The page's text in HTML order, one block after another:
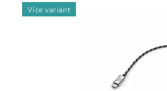
Více variant